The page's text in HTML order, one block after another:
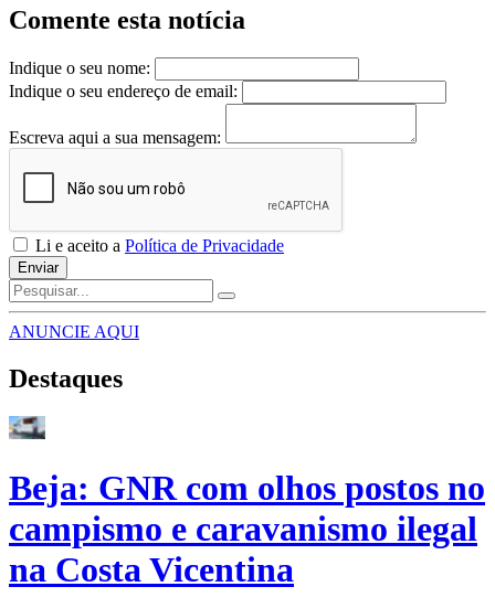
Comente esta notícia
Indique o seu nome:
Indique o seu endereço de email:
Escreva aqui a sua mensagem:
Li e aceito a Política de Privacidade
Enviar
ANUNCIE AQUI
Destaques
Beja: GNR com olhos postos no
campismo e caravanismo ilegal
na Costa Vicentina